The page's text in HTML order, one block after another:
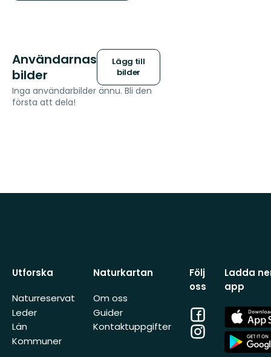
Användarnas
bilder
Lägg till
bilder
Inga användarbilder ännu. Bli den
första att dela!
Utforska
Naturreservat
Leder
Län
Kommuner
Naturkartan
Om oss
Guider
Kontaktuppgifter
Följ
oss
Facebook
Instagram
Ladda
app
App
Store
App
Store